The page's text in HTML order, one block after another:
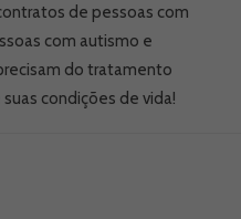
de pessoas com
com autismo e
do tratamento
condições de vida!